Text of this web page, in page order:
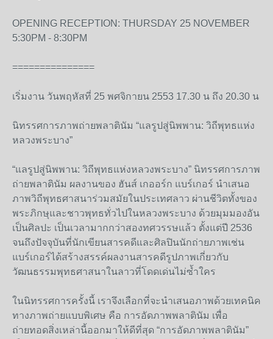
OPENING RECEPTION: THURSDAY 25 NOVEMBER
5:30PM - 8:30PM
===============
เริ่มงาน วันพฤหัสที่ 25 พศจิกายน 2553 17.30 น ถึง 20.30 น
นิทรรศการภาพถ่ายพลาตินัม “แลรูปสู่นิพพาน: วิถีพุทธแห่ง
หลวงพระบาง”
“แลรูปสู่นิพพาน: วิถีพุทธแห่งหลวงพระบาง” นิทรรศการภาพ
ถ่ายพลาตินัม ผลงานของ ฮันส์ เกออร์ก แบร์เกอร์ นำเสนอ
ภาพวิถีพุทธศาสนาร่วมสมัยในประเทศลาว ผ่านชีวิตทั้งของ
พระภิกษุและชาวพุทธทั่วไปในหลวงพระบาง ด้วยมุมมองอัน
เป็นศิลปะ เป็นเวลามากกว่าสองทศวรรษแล้ว ตั้งแต่ปี 2536
จนถึงปัจจุบันที่นักเขียนสารคดีและศิลปินนักถ่ายภาพเช่น
แบร์เกอร์ได้สร้างสรรค์ผลงานสารคดีรูปภาพเกี่ยวกับ
วัฒนธรรมพุทธศาสนาในลาวที่โดดเด่นไม่ซ้ำใคร
ในนิทรรศการครั้งนี้ เราจึงเลือกที่จะนำเสนอภาพด้วยเทคนิค
ทางภาพถ่ายแบบพิเศษ คือ การอัดภาพพลาตินัม เพื่อ
ถ่ายทอดสิ่งเหล่านี้ออกมาให้ดีที่สุด “การอัดภาพพลาตินัม”